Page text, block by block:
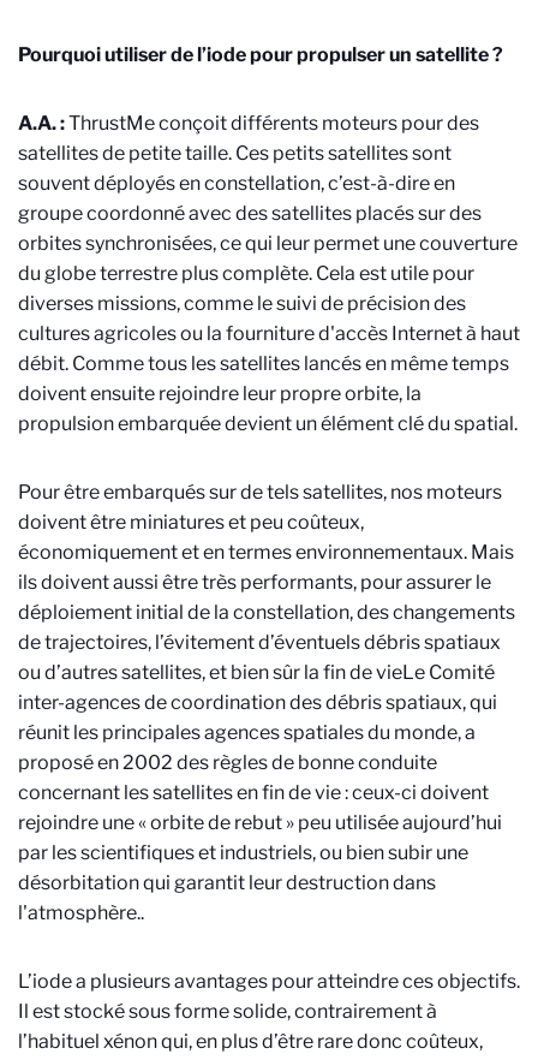
Pourquoi utiliser de l’iode pour propulser un satellite ?
A.A. :ThrustMe conçoit différents moteurs pour des
satellites de petite taille. Ces petits satellites sont
souvent déployés en constellation, c’est-à-dire en
groupe coordonné avec des satellites placés sur des
orbites synchronisées, ce qui leur permet une couverture
du globe terrestre plus complète. Cela est utile pour
diverses missions, comme le suivi de précision des
cultures agricoles ou la fourniture d'accès Internet à haut
débit. Comme tous les satellites lancés en même temps
doivent ensuite rejoindre leur propre orbite, la
propulsion embarquée devient un élément clé du spatial.
Pour être embarqués sur de tels satellites, nos moteurs
doivent être miniatures et peu coûteux,
économiquement et en termes environnementaux. Mais
ils doivent aussi être très performants, pour assurer le
déploiement initial de la constellation, des changements
de trajectoires, l’évitement d’éventuels débris spatiaux
ou d’autres satellites, et bien sûr la fin de vieLe Comité
inter-agences de coordination des débris spatiaux, qui
réunit les principales agences spatiales du monde, a
proposé en 2002 des règles de bonne conduite
concernant les satellites en fin de vie : ceux-ci doivent
rejoindre une « orbite de rebut » peu utilisée aujourd’hui
par les scientifiques et industriels, ou bien subir une
désorbitation qui garantit leur destruction dans
l'atmosphère..
L’iode a plusieurs avantages pour atteindre ces objectifs.
Il est stocké sous forme solide, contrairement à
l’habituel xénon qui, en plus d’être rare donc coûteux,